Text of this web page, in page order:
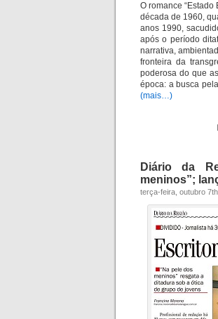
O romance
década de 1960, qu
anos 1990,
após o período
narrativa,
fronteira da
poderosa do que
época: a busca
(mais…)
Diário da
meninos”;
terça-feira, outubro